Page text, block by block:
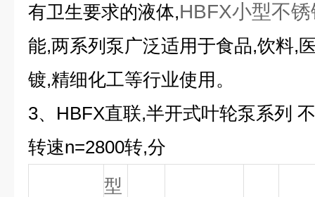
有卫生要求的液体,HBFX小型不
能,两系列泵广泛适用于食品,饮料,
镀,精细化工等行业使用。
3、HBFX直联,半开式叶轮泵系列
转速n=2800转,分
型